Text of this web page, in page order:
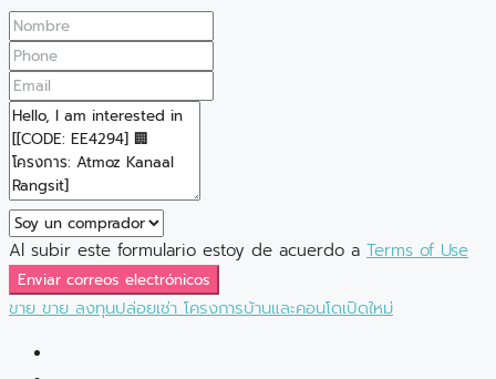
Al subir este formulario estoy de acuerdo a Terms of Use
Enviar correos electrónicos
ขาย ขาย ลงทุนปล่อยเช่า โครงการบ้านและคอนโดเปิดใหม่